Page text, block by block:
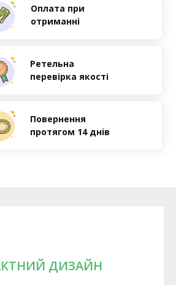
Оплата при
отриманні
Ретельна
перевірка якості
Повернення
протягом 14 днів
ДИЗАЙН